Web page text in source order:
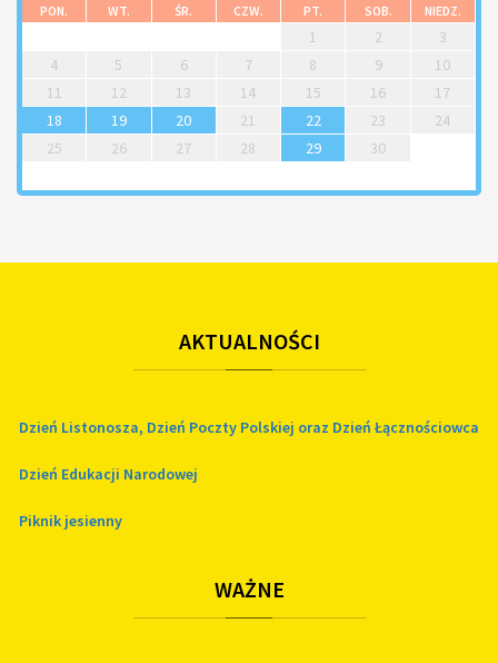
PON. WT. ŚR. CZW. PT. SOB. NIEDZ.
1 2
3
4
5 6 7 8 9
10
11
12 13 14 15 16
17
18
19 20 21 22 23
24
25
26 27 28 29 30
AKTUALNOŚCI
Dzień Listonosza, Dzień Poczty Polskiej oraz Dzień Łącznościowca
Dzień Edukacji Narodowej
Piknik jesienny
WAŻNE